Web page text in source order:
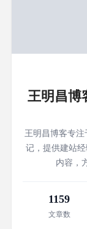
王明昌博
王明昌博客专
记，提供建站
内容，
1159
文章数